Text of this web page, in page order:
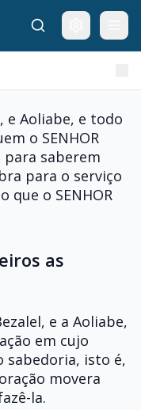
e Aoliabe, e todo
o SENHOR
saberem
para o serviço
o SENHOR
as
e a Aoliabe,
em cujo
sabedoria, isto é,
movera
la.